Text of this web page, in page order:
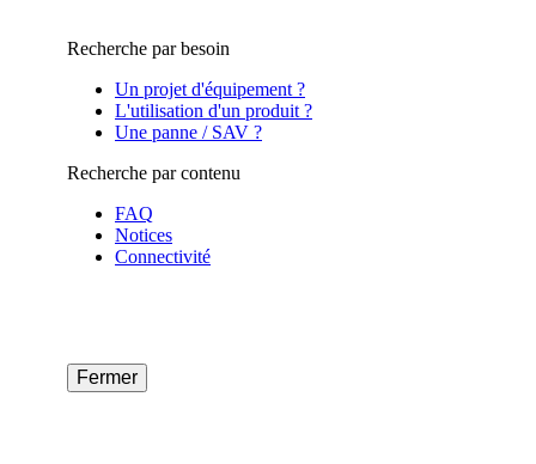
Recherche par besoin
Un projet d'équipement ?
L'utilisation d'un produit ?
Une panne / SAV ?
Recherche par contenu
FAQ
Notices
Connectivité
Fermer